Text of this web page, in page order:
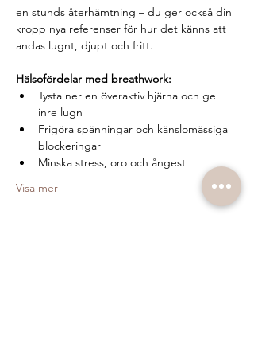
en stunds återhämtning – du ger också din
kropp nya referenser för hur det känns att
andas lugnt, djupt och fritt.
Hälsofördelar med breathwork:
Tysta ner en överaktiv hjärna och ge
inre lugn
Frigöra spänningar och känslomässiga
blockeringar
Minska stress, oro och ångest
Visa mer